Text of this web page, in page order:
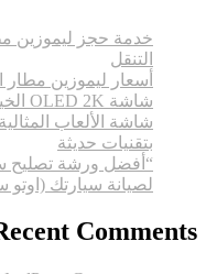
خدمة حجز ليموزين
التنقل
أسعار ليموزين مطار
شاشة OLED 2K الخيار الأمثل لعشاق الألعاب والاحتراف
شاشة الألعاب
بتقنيات حديثة
“أفضل ورشة تصليح
لصيانة سيارتك
Comments